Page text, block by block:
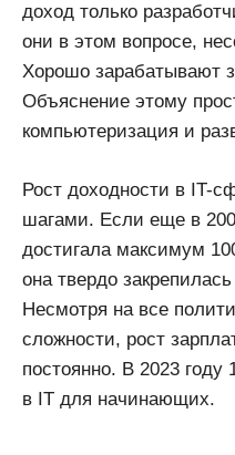
доход только
они в этом вопросе,
Хорошо зарабатывают
Объяснение этому
компьютеризация и
Рост доходности в IT-
шагами. Если еще в
достигала максимум
она твердо
Несмотря на все
сложности, рост
постоянно. В 2023 году
в IT для начинающих.